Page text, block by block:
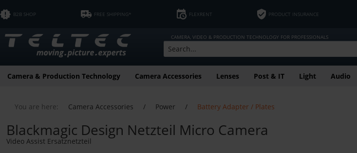
B2B SHOP FREE SHIPPING* FLEXRENT PRODUCT INSURANCE
CAMERA, VIDEO & PRODUCTION TECHNOLOGY FOR PROFESSIONALS
Camera & Production Technology Camera Accessories Lenses Post & IT Light Audio
You are here: Camera Accessories / Power / Battery Adapter / Plates
Blackmagic Design Netzteil Micro Camera
Video Assist Ersatznetzteil